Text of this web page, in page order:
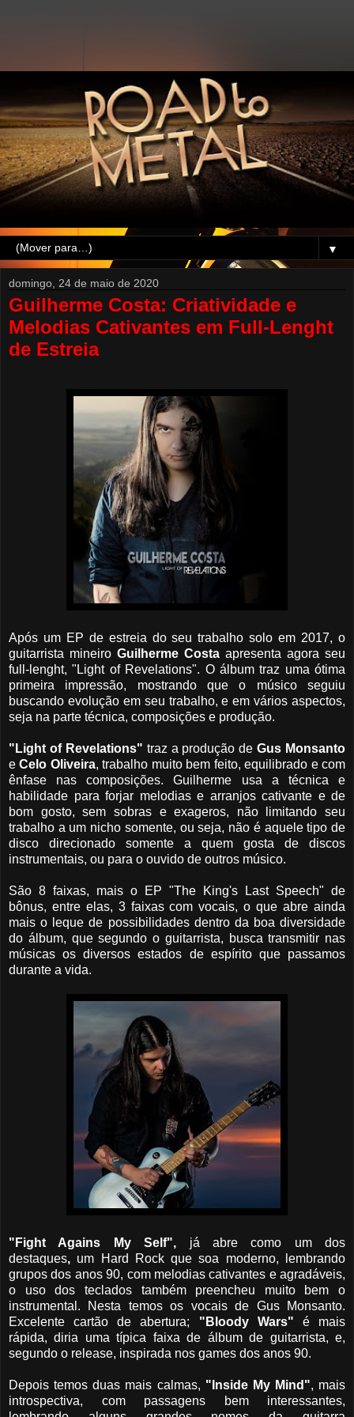
▼
domingo, 24 de maio de 2020
Guilherme Costa: Criatividade e
Melodias Cativantes em Full-Lenght
de Estreia
Após um EP de estreia do seu trabalho solo em 2017, o
guitarrista mineiro Guilherme Costa apresenta agora seu
full-lenght, "Light of Revelations". O álbum traz uma ótima
primeira impressão, mostrando que o músico seguiu
buscando evolução em seu trabalho, e em vários aspectos,
seja na parte técnica, composições e produção.
"Light of Revelations" traz a produção deGus Monsanto
eCelo Oliveira, trabalho muito bem feito, equilibrado e com
ênfase nas composições. Guilherme usa a técnica e
habilidade para forjar melodias e arranjos cativante e de
bom gosto, sem sobras e exageros, não limitando seu
trabalho a um nicho somente, ou seja, não é aquele tipo de
disco direcionado somente a quem gosta de discos
instrumentais, ou para o ouvido de outros músico.
São 8 faixas, mais o EP "The King's Last Speech" de
bônus, entre elas, 3 faixas com vocais, o que abre ainda
mais o leque de possibilidades dentro da boa diversidade
do álbum, que segundo o guitarrista, busca transmitir nas
músicas os diversos estados de espírito que passamos
durante a vida.
"Fight Agains My Self", já abre como um dos
destaques, um Hard Rock que soa moderno, lembrando
grupos dos anos 90, com melodias cativantes e agradáveis,
o uso dos teclados também preencheu muito bem o
instrumental. Nesta temos os vocais de Gus Monsanto.
Excelente cartão de abertura; "Bloody Wars" é mais
rápida, diria uma típica faixa de álbum de guitarrista, e,
segundo o release, inspirada nos games dos anos 90.
Depois temos duas mais calmas, "Inside My Mind", mais
introspectiva, com passagens bem interessantes,